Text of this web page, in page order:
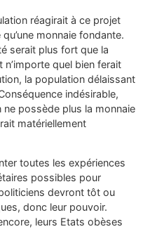
réagirait à ce projet
monnaie fondante.
serait plus fort que la
quel bien ferait
la population délaissant
indésirable,
possède plus la monnaie
matériellement
toutes les expériences
possibles pour
devront tôt ou
donc leur pouvoir.
leurs Etats obèses